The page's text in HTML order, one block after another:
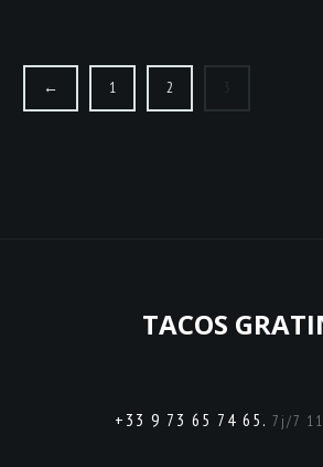
← 1 2
TACOS
+33 9 73 65 74 65. 7j/7